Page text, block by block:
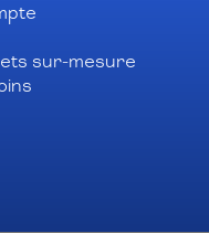
sur-mesure